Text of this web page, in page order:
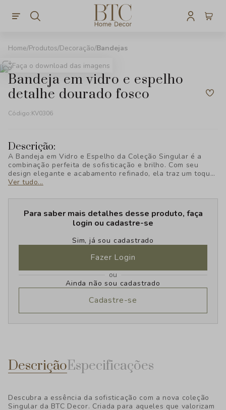
Produtos Decoração Bandejas
Faça o download das imagens
bandeja em vidro e espelho
detalhe dourado fosco
Código:KV0306
Descrição:
A Bandeja em Vidro e Espelho da Coleção Singular é a
combinação perfeita de sofisticação e brilho. Com seu
design elegante e acabamento refinado, ela traz um toque
de glamour à sua decoração, ideal para exibir ou organizar
Ver tudo...
Para saber mais detalhes desse produto, faça
login ou cadastre-se
Sim, já sou cadastrado
Fazer Login
ou
Ainda não sou cadastrado
Cadastre-se
DescriçãoEspecificações
Descubra a essência da sofisticação com a nova coleção
Singular da BTC Decor. Criada para aqueles que valorizam